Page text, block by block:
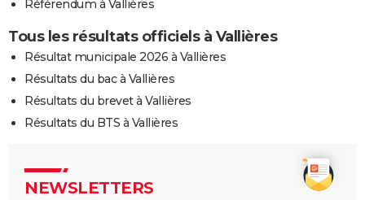
Référendum à Vallières
Tous les résultats officiels à Vallières
Résultat municipale 2026 à Vallières
Résultats du bac à Vallières
Résultats du brevet à Vallières
Résultats du BTS à Vallières
NEWSLETTERS